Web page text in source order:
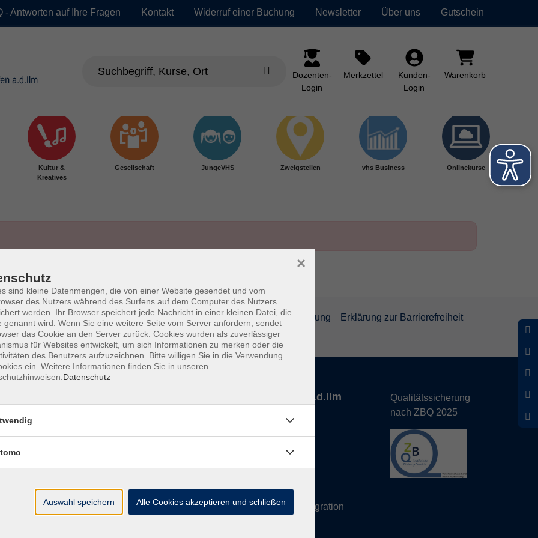
- Antworten auf Ihre Fragen Kontakt Widerruf einer Buchung Newsletter Über uns Gutschein
Dozenten-
Login
Merkzettel
Kunden-
Login
Warenkorb
Kultur &
Kreatives
Gesellschaft JungeVHS Zweigstellen vhs Business Onlinekurse
Geschäftsbedingungen AGB Datenschutzerklärung Widerrufsbelehrung Erklärung zur Barrierefreiheit
vhs Landkreis Pfaffenhofen a.d.Ilm
vhs@landratsamt-paf.de
Tel: 08441 27 4000- vhs Büro
Tel: 08441 27 4008- Deutsch/Integration
Qualitätssicherung
nach ZBQ 2025
sind kleine Datenmengen, die von einer Website gesendet und vom
des Nutzers während des Surfens auf dem Computer des Nutzers
werden. Ihr Browser speichert jede Nachricht in einer kleinen Datei, die
genannt wird. Wenn Sie eine weitere Seite vom Server anfordern, sendet
das Cookie an den Server zurück. Cookies wurden als zuverlässiger
für Websites entwickelt, um sich Informationen zu merken oder die
des Benutzers aufzuzeichnen. Bitte willigen Sie in die Verwendung
ein. Weitere Informationen finden Sie in unseren
Datenschutz
×
Auswahl speichern Alle Cookies akzeptieren und schließen